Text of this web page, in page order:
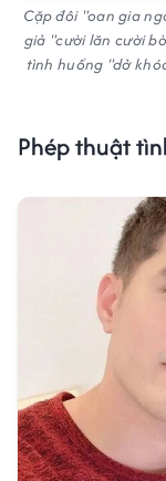
Cặp đôi "oan gia
giả "cười lăn cười
tình huống "dở
Phép thuật